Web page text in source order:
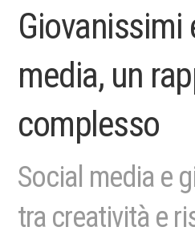
Giovanissimi
media, un
complesso
Social media e
tra creatività e